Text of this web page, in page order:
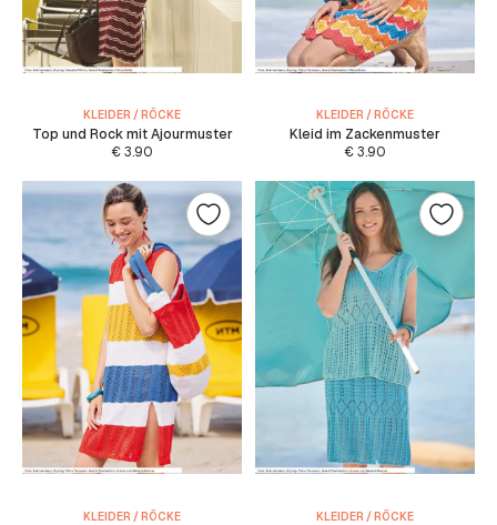
KLEIDER / RÖCKE
Top und Rock mit Ajourmuster
€3.90
KLEIDER / RÖCKE
Kleid im Zackenmuster
€3.90
KLEIDER / RÖCKE KLEIDER / RÖCKE